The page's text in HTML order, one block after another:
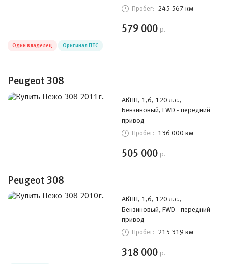
Пробег: 245 567 км
579 000 р.
Один владелец Оригинал ПТС
Peugeot 308
АКПП, 1,6, 120 л.с.,
Бензиновый, FWD - передний
привод
Пробег: 136 000 км
505 000 р.
Peugeot 308
АКПП, 1,6, 120 л.с.,
Бензиновый, FWD - передний
привод
Пробег: 215 319 км
318 000 р.